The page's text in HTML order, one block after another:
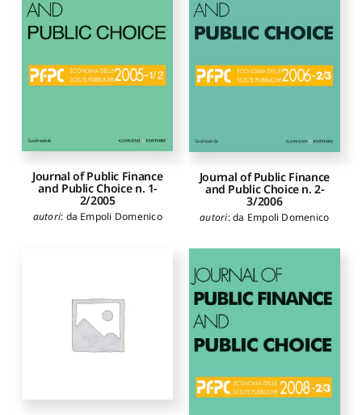
Journal of Public Finance
and Public Choice n. 1-
2/2005
autori: da Empoli Domenico
Journal of Public Finance
and Public Choice n. 2-
3/2006
autori:da Empoli Domenico